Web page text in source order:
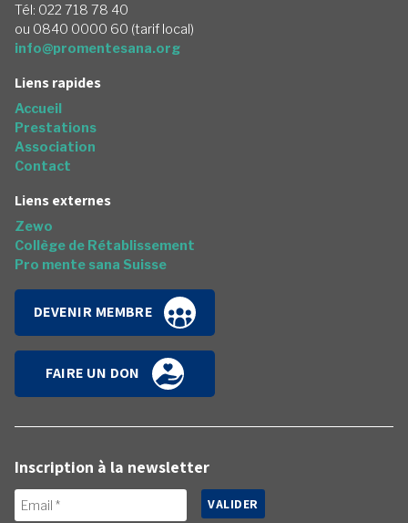
Tél: 022 718 78 40
ou 0840 0000 60 (tarif local)
info@promentesana.org
Liens rapides
Accueil
Prestations
Association
Contact
Liens externes
Zewo
Collège de Rétablissement
Pro mente sana Suisse
DEVENIR MEMBRE
FAIRE UN DON
Inscription à la newsletter